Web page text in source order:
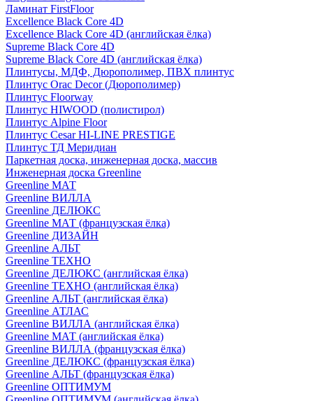
Ламинат FirstFloor
Excellence Black Core 4D
Excellence Black Core 4D (английская ёлка)
Supreme Black Core 4D
Supreme Black Core 4D (английская ёлка)
Плинтусы, МДФ, Дюрополимер, ПВХ плинтус
Плинтус Orac Decor (Дюрополимер)
Плинтус Floorway
Плинтус HIWOOD (полистирол)
Плинтус Alpine Floor
Плинтус Cesar HI-LINE PRESTIGE
Плинтус ТД Меридиан
Паркетная доска, инженерная доска, массив
Инженерная доска Greenline
Greenline МАТ
Greenline ВИЛЛА
Greenline ДЕЛЮКС
Greenline МАТ (французская ёлка)
Greenline ДИЗАЙН
Greenline АЛЬТ
Greenline ТЕХНО
Greenline ДЕЛЮКС (английская ёлка)
Greenline ТЕХНО (английская ёлка)
Greenline АЛЬТ (английская ёлка)
Greenline АТЛАС
Greenline ВИЛЛА (английская ёлка)
Greenline МАТ (английская ёлка)
Greenline ВИЛЛА (французская ёлка)
Greenline ДЕЛЮКС (французская ёлка)
Greenline АЛЬТ (французская ёлка)
Greenline ОПТИМУМ